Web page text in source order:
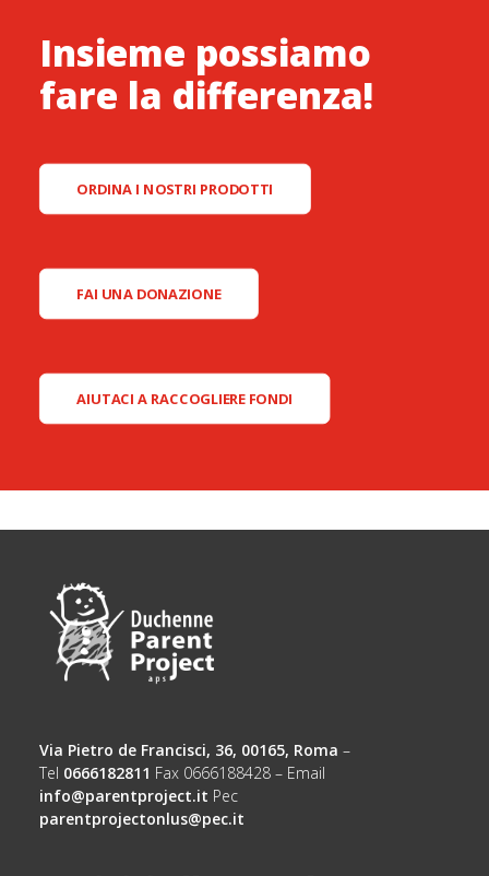
Insieme possiamo
fare la differenza!
ORDINA I NOSTRI PRODOTTI
FAI UNA DONAZIONE
AIUTACI A RACCOGLIERE FONDI
Via Pietro de Francisci, 36, 00165, Roma –
Tel 0666182811 Fax 0666188428 – Email
info@parentproject.it Pec
parentprojectonlus@pec.it